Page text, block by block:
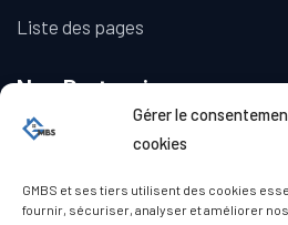
Gérer le
cookies
GMBS et ses tiers utilisent des cookies
fournir, sécuriser, analyser et améliorer
Liste des pages
Nos Partenaires
La Galerie Immobilière